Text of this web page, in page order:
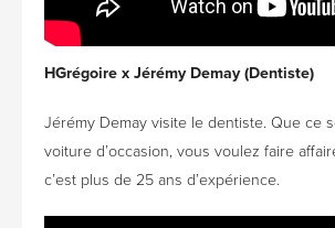
HGrégoire x Jérémy Demay (Dentiste)
Jérémy Demay visite le dentiste. Que ce
voiture d’occasion, vous voulez faire
c’est plus de 25 ans d’expérience.